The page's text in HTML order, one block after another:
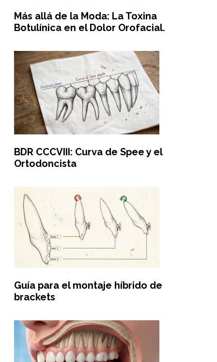
Más allá de la Moda: La Toxina
Botulínica en el Dolor Orofacial.
BDR CCCVIII: Curva de Spee y el
Ortodoncista
Guía para el montaje híbrido de
brackets